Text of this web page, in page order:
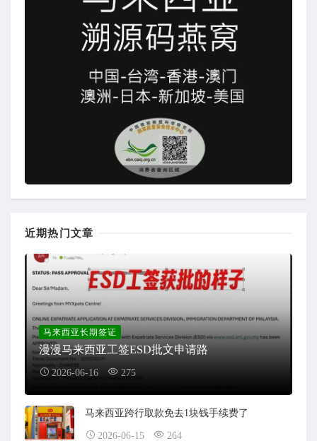
近期热门文章
马来西亚长期签证
漫漫马来西亚工签ESD批文申请路
2026-06-16 275
马来西亚跨行取款免去1块钱手续费了
2026-06-15 264